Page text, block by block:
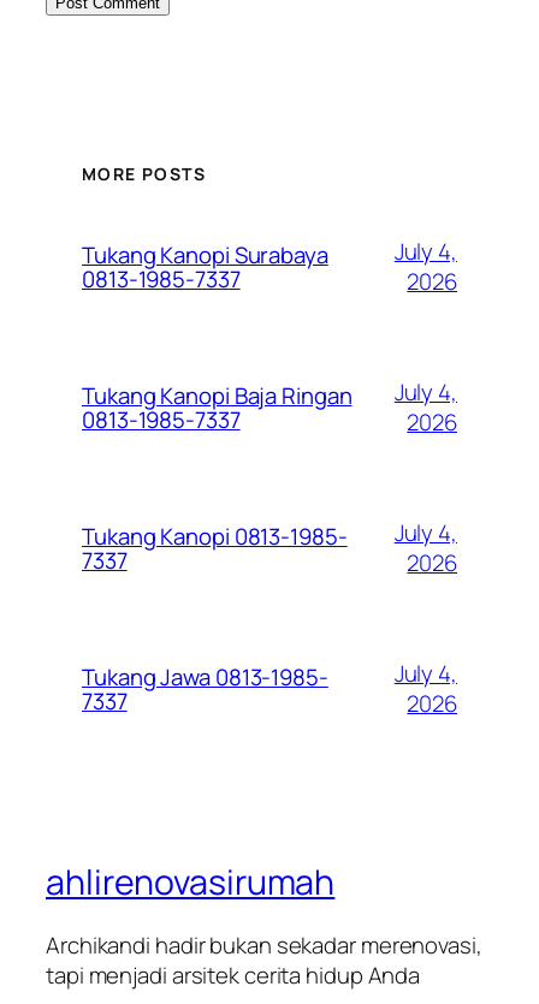
MORE POSTS
Tukang Kanopi Surabaya
0813-1985-7337
July 4,
2026
Tukang Kanopi Baja Ringan
0813-1985-7337
July 4,
2026
Tukang Kanopi 0813-1985-
7337
July 4,
2026
Tukang Jawa 0813-1985-
7337
July 4,
2026
ahlirenovasirumah
Archikandi hadir bukan sekadar merenovasi,
tapi menjadi arsitek cerita hidup Anda